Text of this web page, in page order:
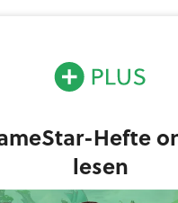
Hefte
lesen